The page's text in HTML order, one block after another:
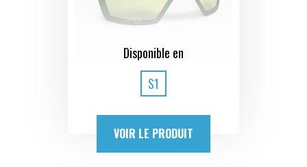
Disponible en
S1
VOIR LE PRODUIT